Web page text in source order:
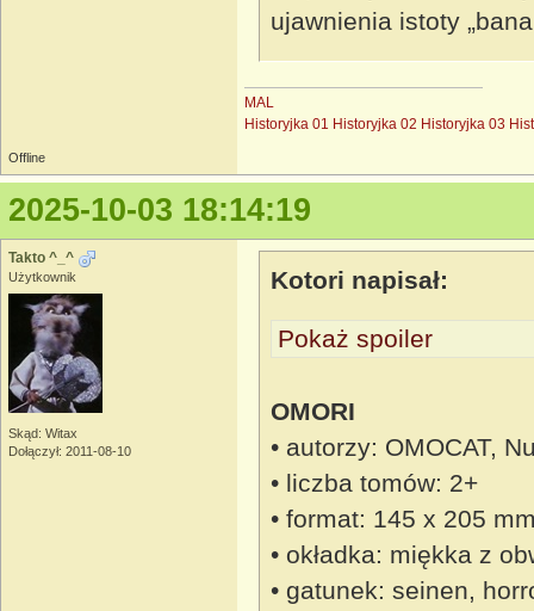
ujawnienia istoty
MAL
Historyjka 01 Historyjka 02 Historyjka 03
Offline
2025-10-03 18:14:19
Takto ^_^
Użytkownik
Skąd: Witax
Dołączył: 2011-08-10
Kotori napisał:
Pokaż spoiler
OMORI
• autorzy: OMOCAT,
• liczba tomów: 2+
• format: 145 x 205
• okładka: miękka z
• gatunek: seinen,